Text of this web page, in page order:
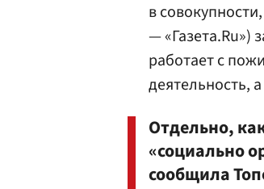
в
— «Газета.Ru»)
работает с
деятельность,
Отдельно,
«социально
сообщила